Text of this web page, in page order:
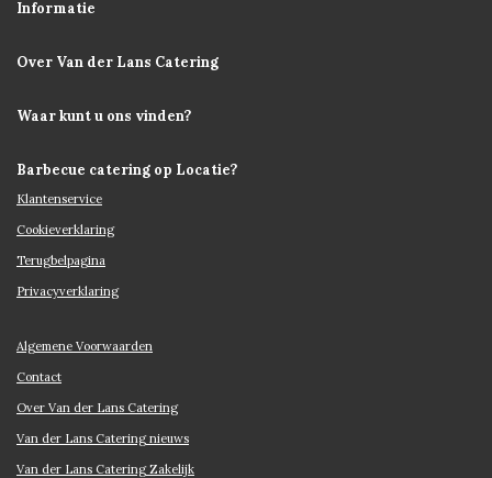
Informatie
Over Van der Lans Catering
Waar kunt u ons vinden?
Barbecue catering op Locatie?
Klantenservice
Cookieverklaring
Terugbelpagina
Privacyverklaring
Algemene Voorwaarden
Contact
Over Van der Lans Catering
Van der Lans Catering nieuws
Van der Lans Catering Zakelijk